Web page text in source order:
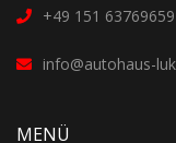
+49 151 63769659
info@autohaus-
MENÜ